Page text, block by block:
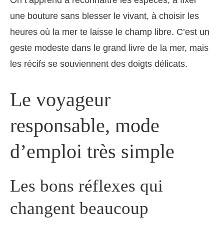
une bouture sans blesser le vivant, à choisir les
heures où la mer te laisse le champ libre. C’est un
geste modeste dans le grand livre de la mer, mais
les récifs se souviennent des doigts délicats.
Le voyageur
responsable, mode
d’emploi très simple
Les bons réflexes qui
changent beaucoup